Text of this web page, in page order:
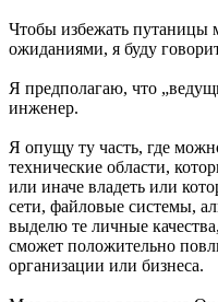
Чтобы избежать путаницы
ожиданиями, я буду
Я предполагаю, что
инженер.
Я опущу ту часть, где
технические области,
или иначе владеть или
сети, файловые системы,
выделю те личные
сможет положительно
организации или бизнеса.